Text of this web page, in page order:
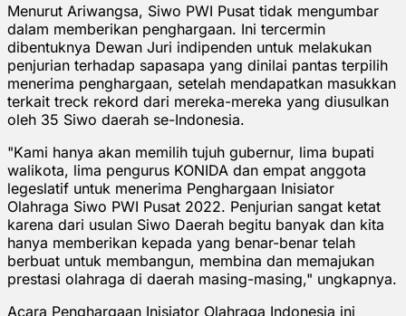
Menurut Ariwangsa, Siwo PWI Pusat tidak mengumbar
dalam memberikan penghargaan. Ini tercermin
dibentuknya Dewan Juri indipenden untuk melakukan
penjurian terhadap sapasapa yang dinilai pantas terpilih
menerima penghargaan, setelah mendapatkan masukkan
terkait treck rekord dari mereka-mereka yang diusulkan
oleh 35 Siwo daerah se-Indonesia.
"Kami hanya akan memilih tujuh gubernur, lima bupati
walikota, lima pengurus KONIDA dan empat anggota
legeslatif untuk menerima Penghargaan Inisiator
Olahraga Siwo PWI Pusat 2022. Penjurian sangat ketat
karena dari usulan Siwo Daerah begitu banyak dan kita
hanya memberikan kepada yang benar-benar telah
berbuat untuk membangun, membina dan memajukan
prestasi olahraga di daerah masing-masing," ungkapnya.
Acara Penghargaan Inisiator Olahraga Indonesia ini